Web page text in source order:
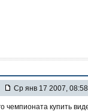
Ср янв 17 2007, 08:58
чемпионата купить